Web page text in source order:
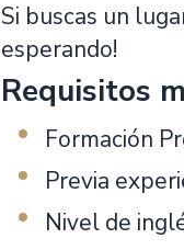
Si buscas un
esperando!
Requisitos
Formación
Previa
Nivel de